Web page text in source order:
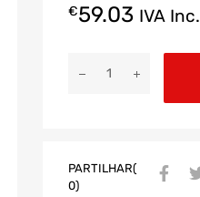
€59.03 IVA Inc.
PARTILHAR(
0)